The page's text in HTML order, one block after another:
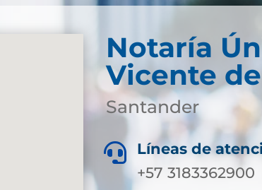
Notaría
Vicente
Santander

Líneas de
+57 3183362900